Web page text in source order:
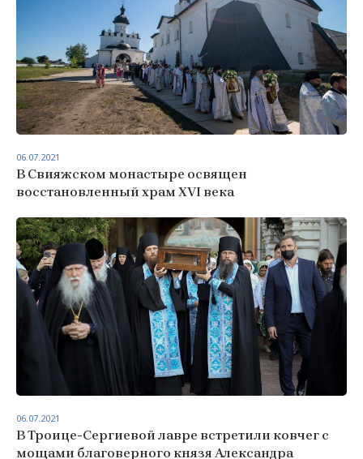
В Свияжском монастыре освящен
восстановленный храм XVI века
06.07.2021
В Троице-Сергиевой лавре встретили ковчег с
мощами благоверного князя Александра
06.07.2021